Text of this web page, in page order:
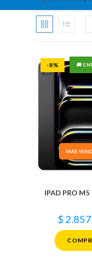
MÁS
🚚
-8%
IPAD PRO M5
$